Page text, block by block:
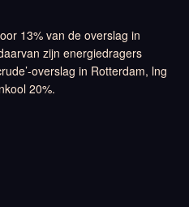
13% van de overslag in
zijn energiedragers
overslag in Rotterdam, lng
20%.